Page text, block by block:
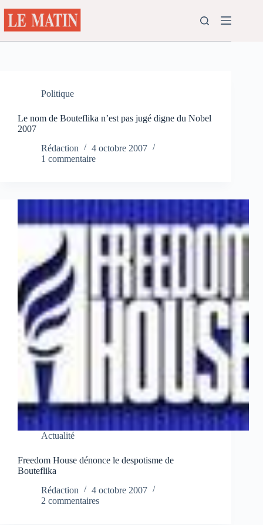
au
contenu
Politique
Le nom de Bouteflika n’est pas jugé digne du Nobel
2007
Rédaction
4 octobre 2007
1 commentaire
Actualité
Freedom House dénonce le despotisme de
Bouteflika
Rédaction
4 octobre 2007
2 commentaires